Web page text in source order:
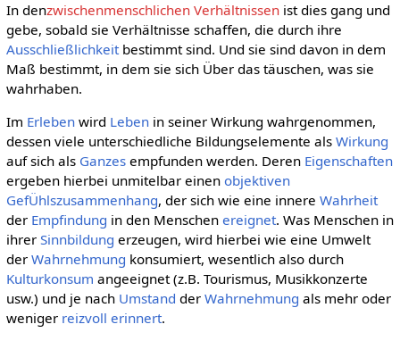
In denzwischenmenschlichen Verhältnissenist dies gang und
gebe, sobald sie Verhältnisse schaffen, die durch ihre
Ausschließlichkeitbestimmt sind. Und sie sind davon in dem
Maß bestimmt, in dem sie sich Über das täuschen, was sie
wahrhaben.
Im Erlebenwird Lebenin seiner Wirkung wahrgenommen,
dessen viele unterschiedliche Bildungselemente als Wirkung
auf sich als Ganzesempfunden werden. Deren Eigenschaften
ergeben hierbei unmitelbar einen objektiven
GefÜhlszusammenhang, der sich wie eine innere Wahrheit
der Empfindung in den Menschen ereignet. Was Menschen in
ihrer Sinnbildung erzeugen, wird hierbei wie eine Umwelt
der Wahrnehmung konsumiert, wesentlich also durch
Kulturkonsum angeeignet (z.B. Tourismus, Musikkonzerte
usw.) und je nach Umstand der Wahrnehmung als mehr oder
weniger reizvoll erinnert.